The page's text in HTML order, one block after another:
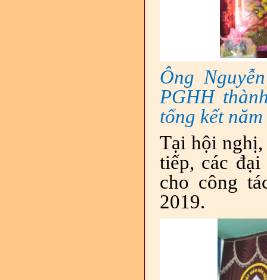
Ông
PGHH
tổng kết
Tại hội nghị,
tiếp, các
cho công
2019.